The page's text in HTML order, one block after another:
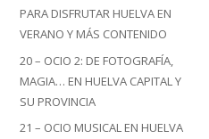
PARA DISFRUTAR HUELVA EN
VERANO Y MÁS CONTENIDO
20 – OCIO 2: DE FOTOGRAFÍA,
MAGIA… EN HUELVA CAPITAL Y
SU PROVINCIA
21 – OCIO MUSICAL EN HUELVA